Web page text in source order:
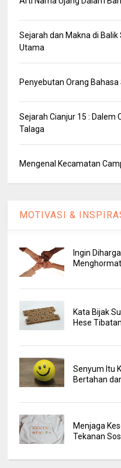
Sejarah dan Makna di
Utama
Penyebutan Orang Bahasa
Sejarah Cianjur 15 : Dalem
Talaga
Mengenal Kecamatan
MOTIVASI &
Ingin
Kata Bijak
Hese
Senyum Itu
Bertahan
Menjaga
Tekanan